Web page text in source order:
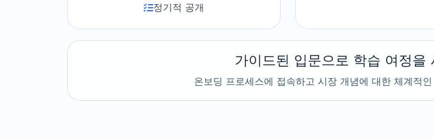
정기적 공개
가이드된 입문으로 학습 여정을
온보딩 프로세스에 접속하고 시장 개념에 대한 체계적